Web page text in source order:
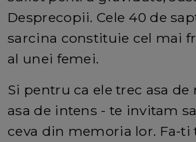
Desprecopii. Cele 40 de
sarcina constituie cel mai
al unei femei.
Si pentru ca ele trec asa de
asa de intens - te invitam
ceva din memoria lor. Fa-ti